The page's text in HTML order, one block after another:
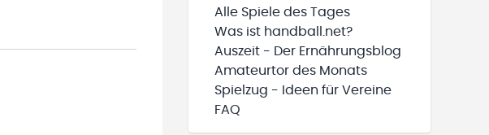
Alle Spiele des Tages
Was ist handball.net?
Auszeit - Der Ernährungsblog
Amateurtor des Monats
Spielzug - Ideen für Vereine
FAQ